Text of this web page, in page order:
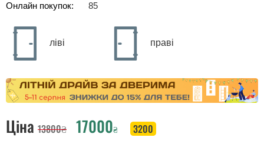
Онлайн покупок: 85
ліві праві
Ціна 13800₴ 17000₴ 3200